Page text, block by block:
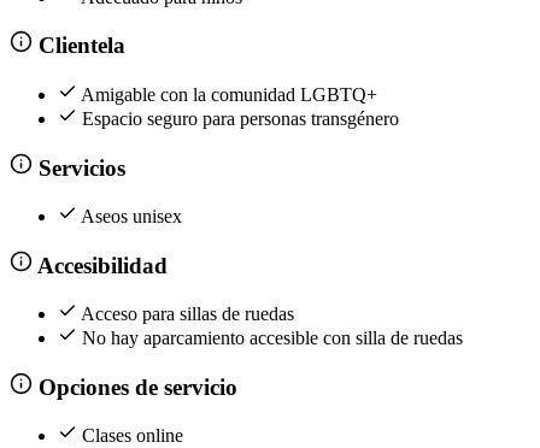
Clientela
Amigable con la comunidad LGBTQ+
Espacio seguro para personas transgénero
Servicios
Aseos unisex
Accesibilidad
Acceso para sillas de ruedas
No hay aparcamiento accesible con silla de ruedas
Opciones de servicio
Clases online